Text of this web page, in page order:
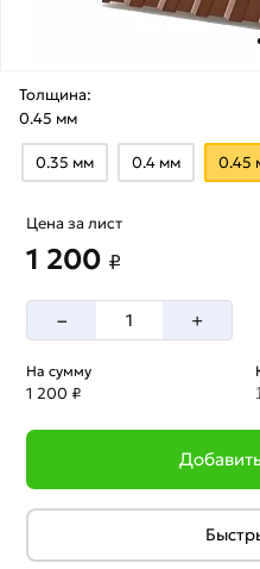
Толщина:
0.45 мм
0.35 мм 0.4 мм 0.45
Цена за лист
1 200 ₽
– +
На сумму
1 200 ₽